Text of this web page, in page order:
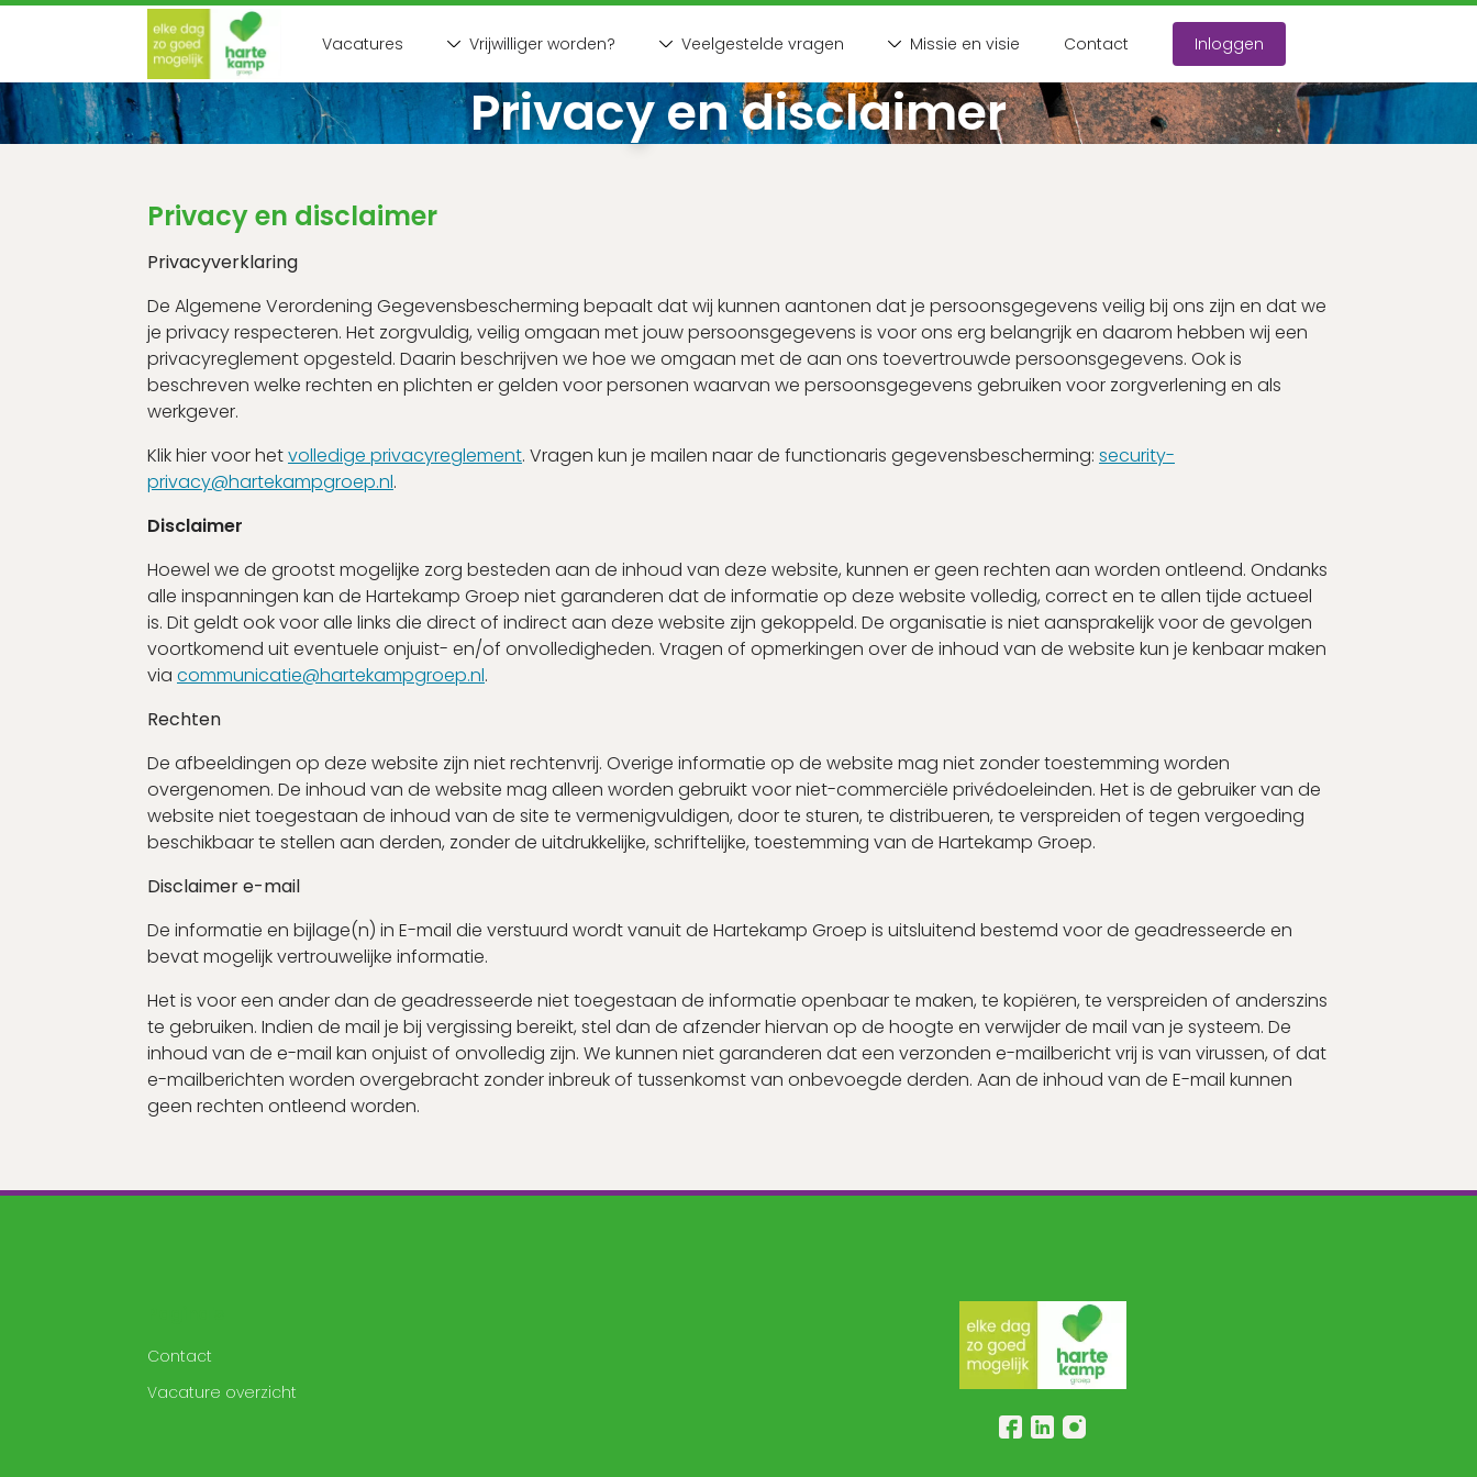
Vacatures Vrijwilliger worden? Veelgestelde vragen Missie en visie Contact Inloggen
Privacy en disclaimer
Privacy en disclaimer
Privacyverklaring
De Algemene Verordening Gegevensbescherming bepaalt dat wij kunnen aantonen dat je persoonsgegevens veilig bij ons zijn en dat we
je privacy respecteren. Het zorgvuldig, veilig omgaan met jouw persoonsgegevens is voor ons erg belangrijk en daarom hebben wij een
privacyreglement opgesteld. Daarin beschrijven we hoe we omgaan met de aan ons toevertrouwde persoonsgegevens. Ook is
beschreven welke rechten en plichten er gelden voor personen waarvan we persoonsgegevens gebruiken voor zorgverlening en als
werkgever.
Klik hier voor hetvolledige privacyreglement. Vragen kun je mailen naar de functionaris gegevensbescherming: security-
privacy@hartekampgroep.nl.
Disclaimer
Hoewel we de grootst mogelijke zorg besteden aan de inhoud van deze website, kunnen er geen rechten aan worden ontleend. Ondanks
alle inspanningen kan de Hartekamp Groep niet garanderen dat de informatie op deze website volledig, correct en te allen tijde actueel
is. Dit geldt ook voor alle links die direct of indirect aan deze website zijn gekoppeld. De organisatie is niet aansprakelijk voor de gevolgen
voortkomend uit eventuele onjuist- en/of onvolledigheden. Vragen of opmerkingen over de inhoud van de website kun je kenbaar maken
via communicatie@hartekampgroep.nl.
Rechten
De afbeeldingen op deze website zijn niet rechtenvrij. Overige informatie op de website mag niet zonder toestemming worden
overgenomen. De inhoud van de website mag alleen worden gebruikt voor niet-commerciële privédoeleinden. Het is de gebruiker van de
website niet toegestaan de inhoud van de site te vermenigvuldigen, door te sturen, te distribueren, te verspreiden of tegen vergoeding
beschikbaar te stellen aan derden, zonder de uitdrukkelijke, schriftelijke, toestemming van de Hartekamp Groep.
Disclaimer e-mail
De informatie en bijlage(n) in E-mail die verstuurd wordt vanuit de Hartekamp Groep is uitsluitend bestemd voor de geadresseerde en
bevat mogelijk vertrouwelijke informatie.
Het is voor een ander dan de geadresseerde niet toegestaan de informatie openbaar te maken, te kopiëren, te verspreiden of anderszins
te gebruiken. Indien de mail je bij vergissing bereikt, stel dan de afzender hiervan op de hoogte en verwijder de mail van je systeem. De
inhoud van de e-mail kan onjuist of onvolledig zijn. We kunnen niet garanderen dat een verzonden e-mailbericht vrij is van virussen, of dat
e-mailberichten worden overgebracht zonder inbreuk of tussenkomst van onbevoegde derden. Aan de inhoud van de E-mail kunnen
geen rechten ontleend worden.
Contact
Vacature overzicht
Inloggen
Wachtwoord
Login Wachtwoord vergeten?
Nog geen account?